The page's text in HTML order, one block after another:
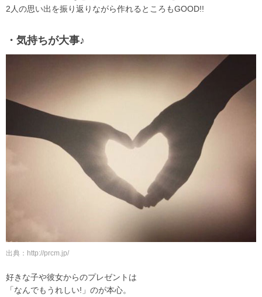
2人の思い出を振り返りながら作れるところもGOOD!!
・気持ちが大事♪
出典：http://prcm.jp/
好きな子や彼女からのプレゼントは
「なんでもうれしい!」のが本心。